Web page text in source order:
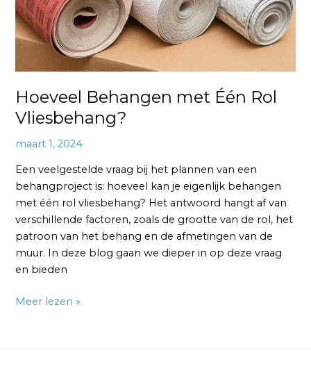
Hoeveel Behangen met Één Rol
Vliesbehang?
maart 1, 2024
Een veelgestelde vraag bij het plannen van een
behangproject is: hoeveel kan je eigenlijk behangen
met één rol vliesbehang? Het antwoord hangt af van
verschillende factoren, zoals de grootte van de rol, het
patroon van het behang en de afmetingen van de
muur. In deze blog gaan we dieper in op deze vraag
en bieden
Meer lezen »